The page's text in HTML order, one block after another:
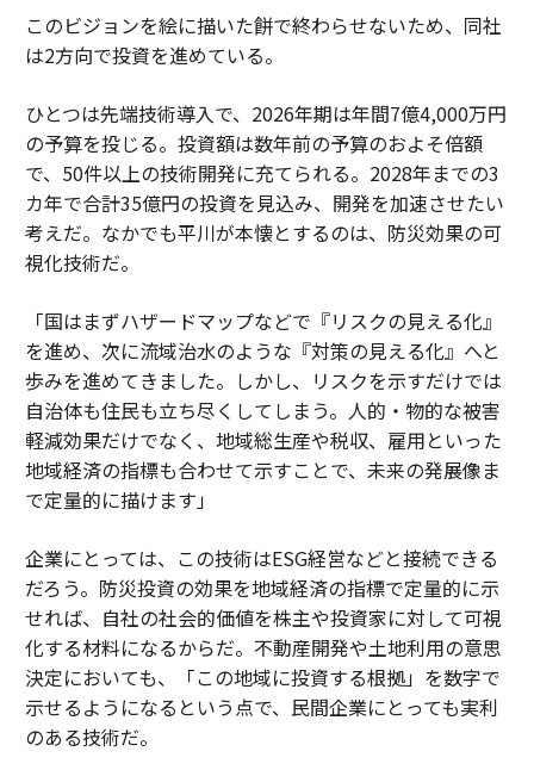
このビジョンを絵に描いた餅で終わらせないため、同社
は2方向で投資を進めている。
ひとつは先端技術導入で、2026年期は年間7億4,000万円
の予算を投じる。投資額は数年前の予算のおよそ倍額
で、50件以上の技術開発に充てられる。2028年までの3
カ年で合計35億円の投資を見込み、開発を加速させたい
考えだ。なかでも平川が本懐とするのは、防災効果の可
視化技術だ。
「国はまずハザードマップなどで『リスクの見える化』
を進め、次に流域治水のような『対策の見える化』へと
歩みを進めてきました。しかし、リスクを示すだけでは
自治体も住民も立ち尽くしてしまう。人的・物的な被害
軽減効果だけでなく、地域総生産や税収、雇用といった
地域経済の指標も合わせて示すことで、未来の発展像ま
で定量的に描けます」
企業にとっては、この技術はESG経営などと接続できる
だろう。防災投資の効果を地域経済の指標で定量的に示
せれば、自社の社会的価値を株主や投資家に対して可視
化する材料になるからだ。不動産開発や土地利用の意思
決定においても、「この地域に投資する根拠」を数字で
示せるようになるという点で、民間企業にとっても実利
のある技術だ。